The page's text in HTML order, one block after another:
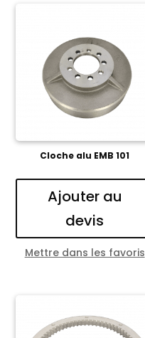
Cloche alu EMB 101
Ajouter au
devis
Mettre dans les favoris